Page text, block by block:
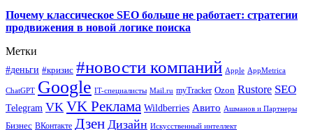
Почему классическое SEO больше не работает: стратегии
продвижения в новой логике поиска
Метки
#деньги #кризис #новости компаний Apple AppMetrica
ChatGPT Google IT-специалисты Mail.ru myTracker Ozon Rustore SEO
Telegram VK VK Реклама Wildberries Авито Ашманов и Партнеры
Бизнес ВКонтакте Дзен Дизайн Искусственный интеллект